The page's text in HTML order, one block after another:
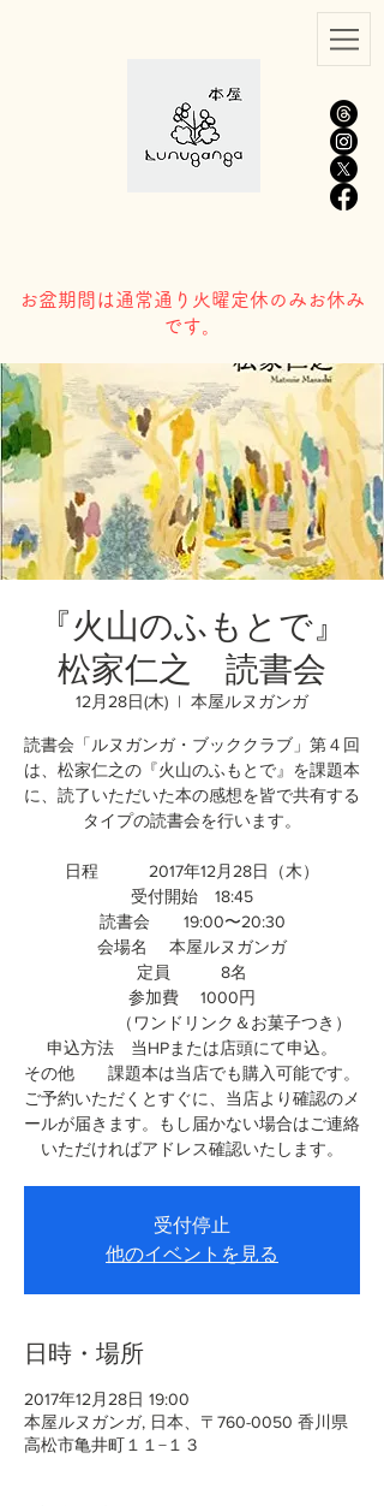
​お盆期間は通常通り火曜定休のみお休み
です。
『火山のふもとで』
松家仁之 読書会
12月28日(木)
  |
本屋ルヌガンガ
読書会「ルヌガンガ・ブッククラブ」第４回
は、松家仁之の『火山のふもとで』を課題本
に、読了いただいた本の感想を皆で共有する
タイプの読書会を行います。
日程 2017年12月28日（木）
受付開始 18:45
読書会 19:00〜20:30
会場名 本屋ルヌガンガ
定員 8名
参加費 1000円
（ワンドリンク＆お菓子つき）
申込方法 当HPまたは店頭にて申込。
その他 課題本は当店でも購入可能です。
ご予約いただくとすぐに、当店より確認のメ
ールが届きます。もし届かない場合はご連絡
いただければアドレス確認いたします。
受付停止
他のイベントを見る
日時・場所
2017年12月28日 19:00
本屋ルヌガンガ, 日本、〒760-0050 香川県
高松市亀井町１１−１３